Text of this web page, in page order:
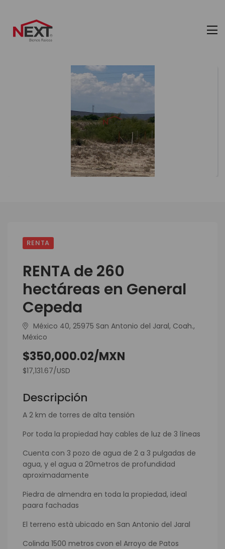
RENTA
RENTA de 260
hectáreas en General
Cepeda
México 40, 25975 San Antonio del Jaral, Coah.,
México
$350,000.02/MXN
$17,131.67/USD
Descripción
A 2 km de torres de alta tensión
Por toda la propiedad hay cables de luz de 3 líneas
Cuenta con 3 pozo de agua de 2 a 3 pulgadas de
agua, y el agua a 20metros de profundidad
aproximadamente
Piedra de almendra en toda la propiedad, ideal
paara fachadas
El terreno està ubicado en San Antonio del Jaral
Colinda 1500 metros cvon el Arroyo de Patos